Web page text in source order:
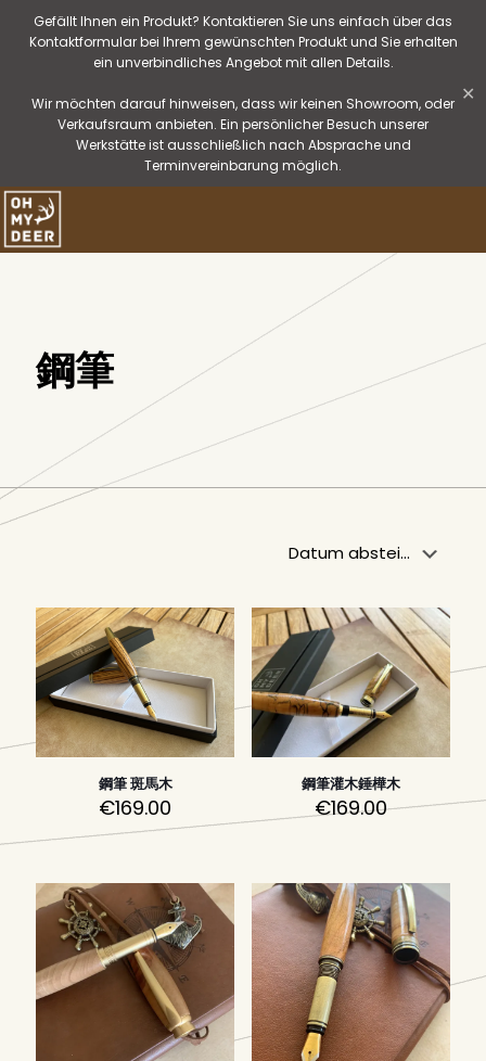
Gefällt Ihnen ein Produkt? Kontaktieren Sie uns einfach über das
Kontaktformular bei Ihrem gewünschten Produkt und Sie erhalten
ein unverbindliches Angebot mit allen Details.
Wir möchten darauf hinweisen, dass wir keinen Showroom, oder
Verkaufsraum anbieten. Ein persönlicher Besuch unserer
Werkstätte ist ausschließlich nach Absprache und
Terminvereinbarung möglich.
✕
鋼筆
鋼筆 斑馬木
€169.00
鋼筆灌木錘樺木
€169.00